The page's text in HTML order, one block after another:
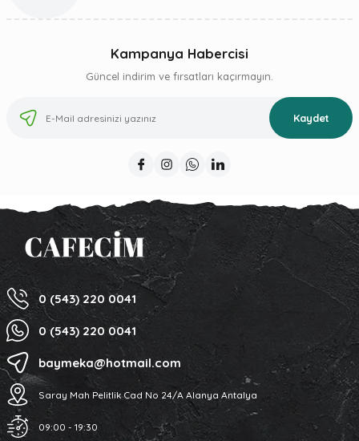
Kampanya Habercisi
Güncel indirim ve fırsatları kaçırmayın.
Kaydet
0 (543) 220 0041
0 (543) 220 0041
baymeka@hotmail.com
Saray Mah Pelitlik Cad No 24/A Alanya Antalya
09:00 - 19:30